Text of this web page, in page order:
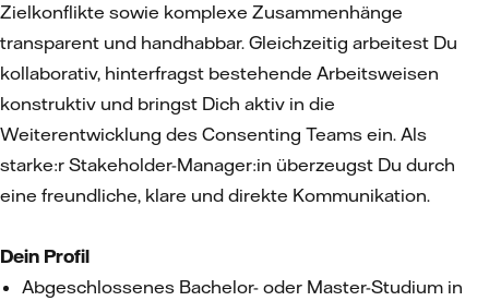
Zielkonflikte sowie komplexe Zusammenhänge
transparent und handhabbar. Gleichzeitig arbeitest Du
kollaborativ, hinterfragst bestehende Arbeitsweisen
konstruktiv und bringst Dich aktiv in die
Weiterentwicklung des Consenting Teams ein. Als
starke:r Stakeholder-Manager:in überzeugst Du durch
eine freundliche, klare und direkte Kommunikation.
Dein Profil
Abgeschlossenes Bachelor- oder Master-Studium in